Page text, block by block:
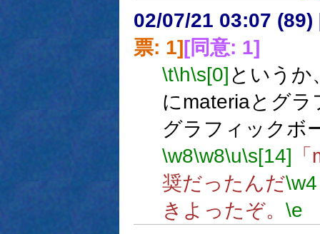
02/07/21 03:07 (89)
票: 1][同意: 1]
\t\h\s[0] というか
にmateriaとグ
グラフィックボ
\w8\w8\u\s[14]
奨だったんだ\w4
きよったぞ。 \e